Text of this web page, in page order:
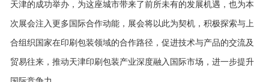
天津的成功举办，为这座城市带来了前所未有的发展机遇，也为本
次展会注入更多国际合作动能，展会将以此为契机，积极探索与上
合组织国家在印刷包装领域的合作路径，促进技术与产品的交流及
贸易往来，推动天津印刷包装产业深度融入国际市场，进一步提升